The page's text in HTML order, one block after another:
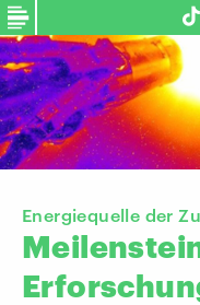
Energiequelle der